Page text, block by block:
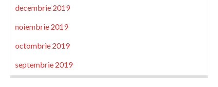
decembrie 2019
noiembrie 2019
octombrie 2019
septembrie 2019